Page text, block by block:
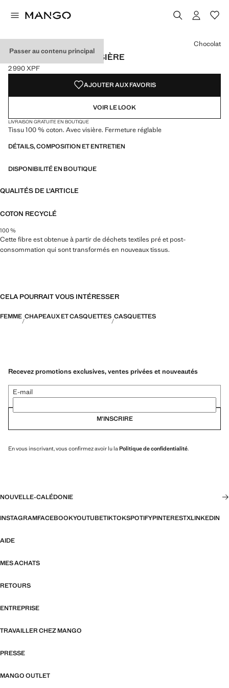
Passer au contenu principal
CASQUETTE COTON VISIÈRE
Prix actuel [2 990 XPF ]
2 990 XPF
Choisissez une couleur
Couleur Écru
Couleur Rose
Couleur Chocolat sélectionnée
Chocolat
AJOUTER AUX FAVORIS
VOIR LE LOOK
LIVRAISON GRATUITE EN BOUTIQUE
Tissu 100 % coton. Avec visière. Fermeture réglable
DÉTAILS, COMPOSITION ET ENTRETIEN
DISPONIBILITÉ EN BOUTIQUE
QUALITÉS DE L'ARTICLE
COTON RECYCLÉ
100 %
Cette fibre est obtenue à partir de déchets textiles pré et post-
consommation qui sont transformés en nouveaux tissus.
CELA POURRAIT VOUS INTÉRESSER
FEMME CHAPEAUX ET CASQUETTES CASQUETTES
Recevez promotions exclusives, ventes privées et nouveautés
E-mail
M’INSCRIRE
En vous inscrivant, vous confirmez avoir lu laPolitique de confidentialité.
NOUVELLE-CALÉDONIE
INSTAGRAMFACEBOOKYOUTUBETIKTOKSPOTIFYPINTERESTXLINKEDIN
AIDE
MES ACHATS
RETOURS
ENTREPRISE
TRAVAILLER CHEZ MANGO
PRESSE
MANGO OUTLET